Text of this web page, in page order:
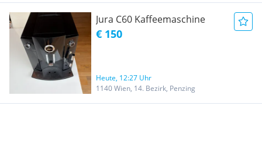
Jura C60 Kaffeemaschine
€ 150
Heute, 12:27 Uhr
1140 Wien, 14. Bezirk, Penzing